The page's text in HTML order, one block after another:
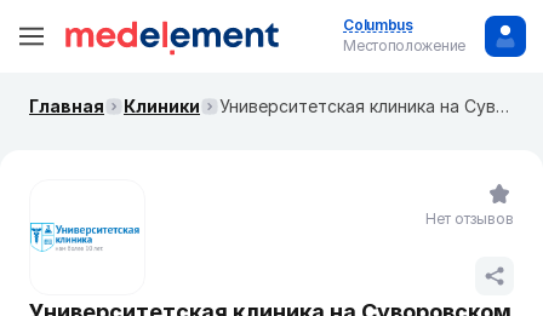
Columbus
Местоположение
Главная Клиники Университетская клиника на Суворовском
Нет отзывов